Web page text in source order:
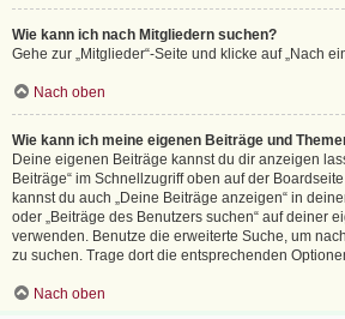
Wie kann ich nach Mitgliedern suchen?
Gehe zur „Mitglieder“-Seite und klicke auf „Nach
Nach oben
Wie kann ich meine eigenen Beiträge und
Deine eigenen Beiträge kannst du dir anzeigen
Beiträge“ im Schnellzugriff oben auf der
kannst du auch „Deine Beiträge anzeigen“ in
oder „Beiträge des Benutzers suchen“ auf deiner
verwenden. Benutze die erweiterte Suche, um
zu suchen. Trage dort die entsprechenden
Nach oben